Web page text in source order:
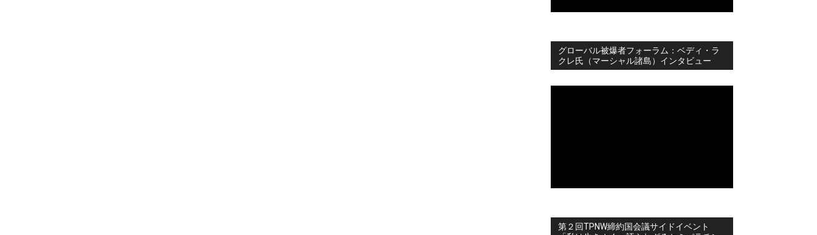
グローバル被爆者フォーラム：ベディ・ラ
クレ氏（マーシャル諸島）インタビュー
第２回TPNW締約国会議サイドイベント